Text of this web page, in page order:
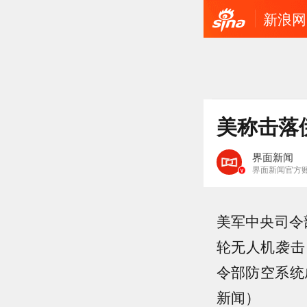
新浪网
美称击落
界面新闻
界面新闻官方
美军中央司
轮无人机袭
令部防空系
新闻）